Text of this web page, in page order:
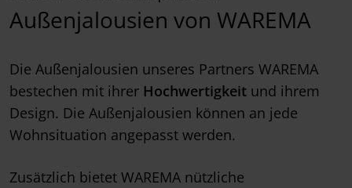
Außenjalousien von WAREMA
Die Außenjalousien unseres Partners WAREMA
bestechen mit ihrer Hochwertigkeit und ihrem
Design. Die Außenjalousien können an jede
Wohnsituation angepasst werden.
Zusätzlich bietet WAREMA nützliche